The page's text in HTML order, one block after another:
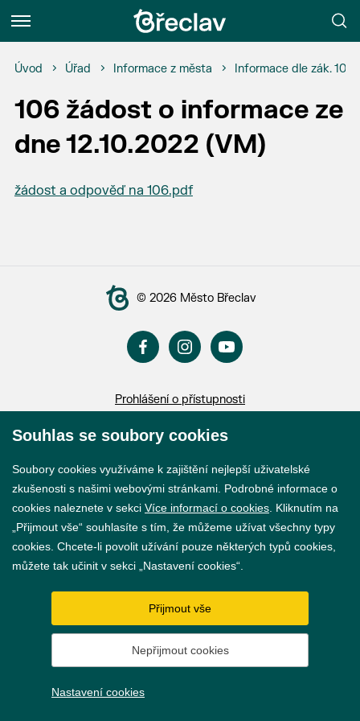
Menu
Úvod Úřad Informace z města Informace dle zák.
106 žádost o informace ze
dne 12.10.2022 (VM)
žádost a odpověď na 106.pdf
© 2026 Město Břeclav
Prohlášení o přístupnosti
GDPR
Nastavení cookies
Vytvořil webProgress
Souhlas se soubory cookies
Soubory cookies využíváme k zajištění nejlepší uživatelské
zkušenosti s našimi webovými stránkami. Podrobné informace o
cookies naleznete v sekci Více informací o cookies . Kliknutím na
„Přijmout vše“ souhlasíte s tím, že můžeme užívat všechny typy
cookies. Chcete-li povolit užívání pouze některých typů cookies,
můžete tak učinit v sekci „Nastavení cookies“.
Přijmout vše
Nepřijmout cookies
Nastavení cookies